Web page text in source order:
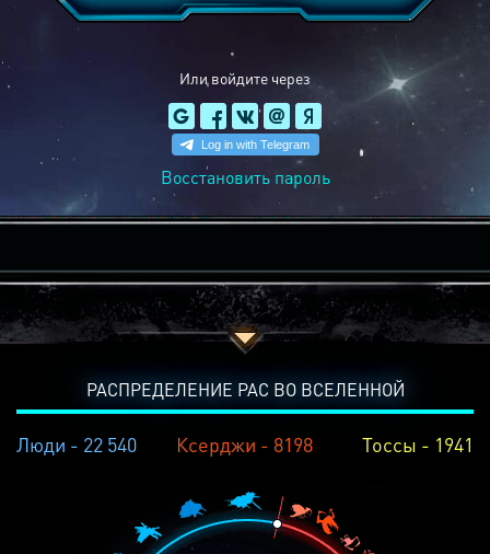
Или войдите через
Восстановить пароль
РАСПРЕДЕЛЕНИЕ РАС ВО ВСЕЛЕННОЙ
Люди - 22 540 Ксерджи - 8198 Тоссы - 1941